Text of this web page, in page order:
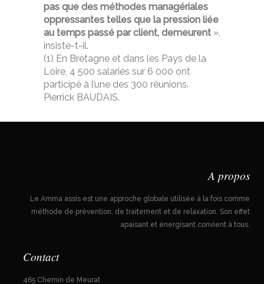
pas que des méthodes managériales
oppressantes telles que la pression liée
au temps passé par client, demeurent »,
insiste-t-il.
(1) En Bretagne et dans les Pays de la
Loire, 4 500 salariés sur 6 000 ont
participé à l’une des 300 réunions.
Pierrick BAUDAIS.
A propos
Le Amma assis est une approche globale utilisée à la fois comme
méthode de prévention, de traitement et de relaxation. Son effet
apaisant et énergisant convient à tous.
Contact
465 Chemin de Meurat